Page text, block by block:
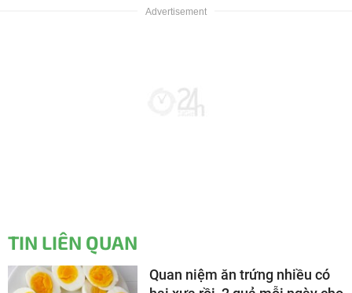
TIN LIÊN QUAN
Quan niệm ăn trứng nhiều có